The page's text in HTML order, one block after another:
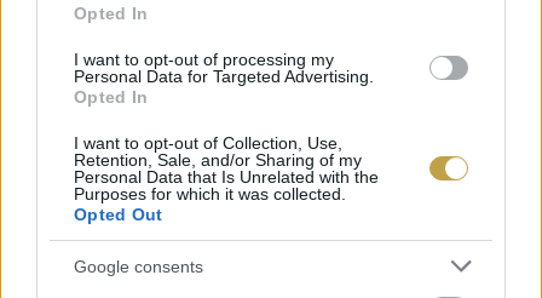
Opted In
I want to opt-out of processing my
Personal Data for Targeted Advertising.
Opted In
I want to opt-out of Collection, Use,
Retention, Sale, and/or Sharing of my
Personal Data that Is Unrelated with the
Purposes for which it was collected.
Opted Out
Google consents
(promóció)
Címlapfotó: ZAX csokoládé